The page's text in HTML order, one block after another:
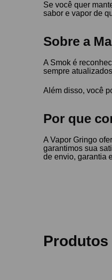
Se você quer
sabor e vapor de
Sobre a
A Smok é
sempre
Além disso, você
Por que
A Vapor Gringo
garantimos sua
de envio, garantia